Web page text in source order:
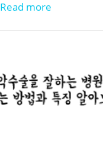
Read more